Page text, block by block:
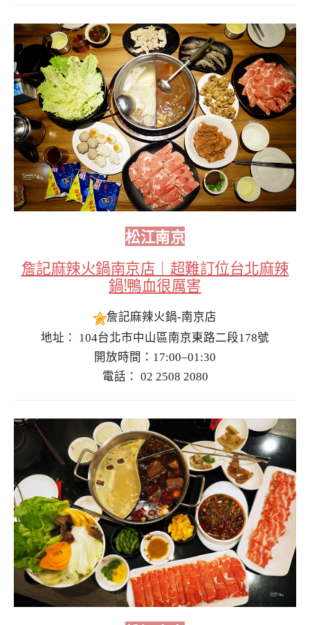
松江南京
詹記麻辣火鍋南京店｜超難訂位台北麻辣
鍋!鴨血很厲害
詹記麻辣火鍋-南京店
地址： 104台北市中山區南京東路二段178號
開放時間：17:00–01:30
電話： 02 2508 2080